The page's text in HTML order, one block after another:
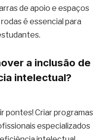
de apoio e espaços
é essencial para
a inclusão de
intelectual?
pontes! Criar programas
especializados